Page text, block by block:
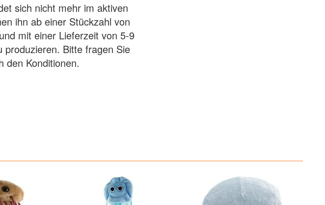
sich nicht mehr im aktiven
ihn ab einer Stückzahl von
mit einer Lieferzeit von 5-9
produzieren. Bitte fragen Sie
den Konditionen.